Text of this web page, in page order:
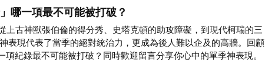
哪一項最不可能被打破？
上古神獸張伯倫的得分秀、史塔克頓的助攻障礙，到現代柯瑞的三
表現代表了當季的絕對統治力，更成為後人難以企及的高牆。回顧
項紀錄最不可能被打破？同時歡迎留言分享你心中的單季神表現。